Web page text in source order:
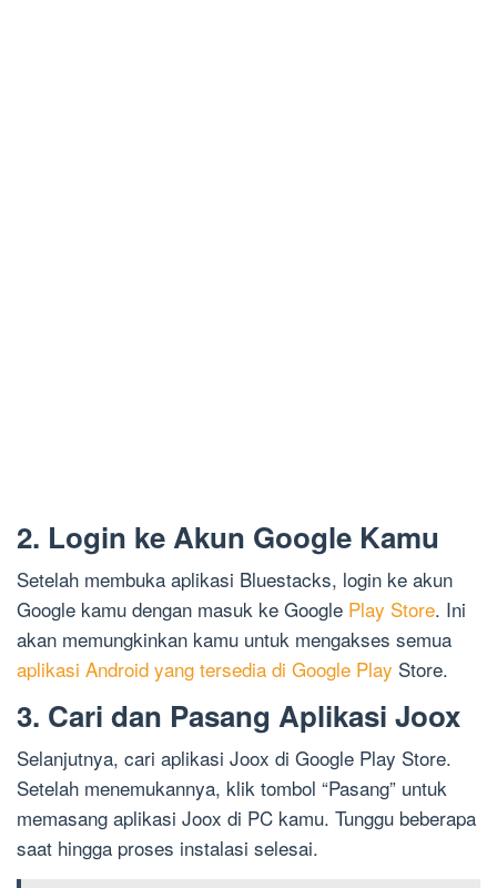
2. Login ke Akun Google Kamu
Setelah membuka aplikasi Bluestacks, login ke akun
Google kamu dengan masuk ke Google Play Store. Ini
akan memungkinkan kamu untuk mengakses semua
aplikasi Android yang tersedia di Google Play Store.
3. Cari dan Pasang Aplikasi Joox
Selanjutnya, cari aplikasi Joox di Google Play Store.
Setelah menemukannya, klik tombol “Pasang” untuk
memasang aplikasi Joox di PC kamu. Tunggu beberapa
saat hingga proses instalasi selesai.